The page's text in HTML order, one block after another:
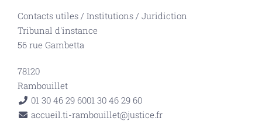
Contacts utiles / Institutions / Juridiction
Tribunal d'instance
56 rue Gambetta
78120
Rambouillet
01 30 46 29 6001 30 46 29 60
accueil.ti-rambouillet@justice.fr